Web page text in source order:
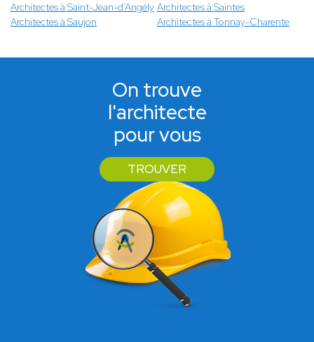
Architectes à Saint-Jean-d’Angély Architectes à Saintes
Architectes à Saujon
Architectes à Tonnay-Charente
On trouve
l'architecte
pour vous
TROUVER